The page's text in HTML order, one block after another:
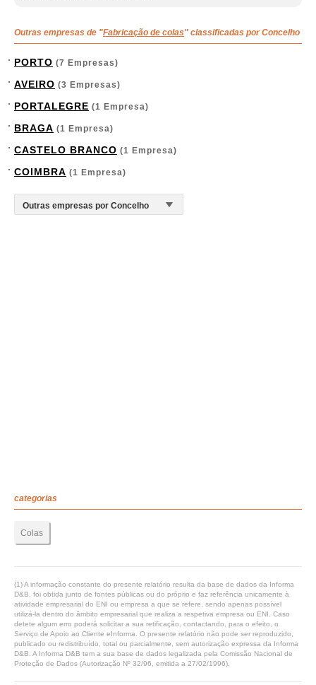
Outras empresas de "Fabricação de colas" classificadas por Concelho
PORTO (7 Empresas)
AVEIRO (3 Empresas)
PORTALEGRE (1 Empresa)
BRAGA (1 Empresa)
CASTELO BRANCO (1 Empresa)
COIMBRA (1 Empresa)
categorias
Colas
(1) A informação constante do presente relatório resulta da base de dados da Informa
D&B, foi obtida junto de fontes públicas ou do próprio e faz referência unicamente à
atividade empresarial do ENI ou empresa a que se refere, sendo apenas possível
utilizá-la dentro do âmbito empresarial que realiza a respetiva empresa ou ENI. Caso
detete algum erro poderá solicitar a sua retificação, contactando, para o efeito, o
Serviço de Apoio ao Cliente eInforma. O presente relatório não pode ser reproduzido,
publicado ou redistribuído, total ou parcialmente, sem autorização expressa da Informa
D&B. A Informa D&B tem a sua base de dados legalizada pela Comissão Nacional de
Proteção de Dados (Autorização Nº 32/96, emitida a 27/02/1996).